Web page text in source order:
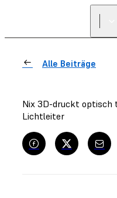
Alle Beiträge
Nix 3D-druckt optisch
Lichtleiter